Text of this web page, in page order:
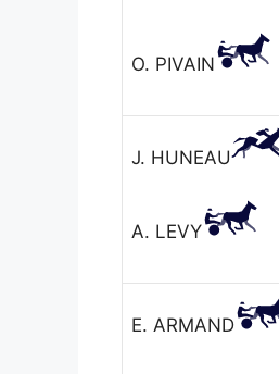
O. PIVAIN
J. HUNEAU
A. LEVY
E. ARMAND